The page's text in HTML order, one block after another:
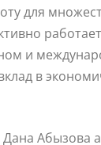
для
и
в
Абызова